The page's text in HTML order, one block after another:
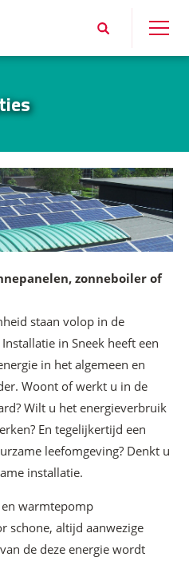
zonneboiler of
staan volop in de
in Sneek heeft een
in het algemeen en
Woont of werkt u in de
Wilt u het energieverbruik
En tegelijkertijd een
leefomgeving? Denkt u
installatie.
warmtepomp
schone, altijd aanwezige
de deze energie wordt